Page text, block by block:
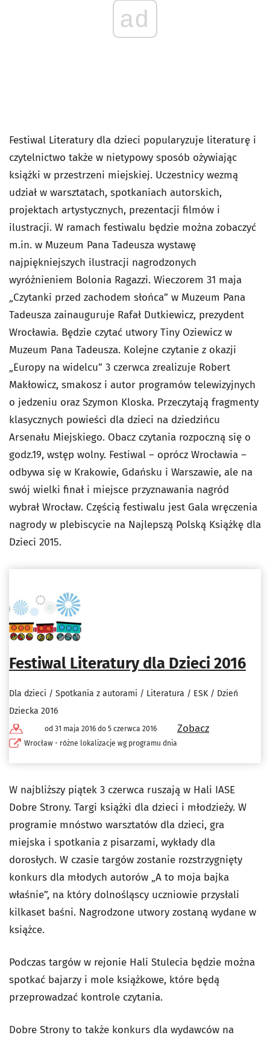
ad
Festiwal Literatury dla dzieci popularyzuje literaturę i
czytelnictwo także w nietypowy sposób ożywiając
książki w przestrzeni miejskiej. Uczestnicy wezmą
udział w warsztatach, spotkaniach autorskich,
projektach artystycznych, prezentacji filmów i
ilustracji. W ramach festiwalu będzie można zobaczyć
m.in. w Muzeum Pana Tadeusza wystawę
najpiękniejszych ilustracji nagrodzonych
wyróżnieniem Bolonia Ragazzi. Wieczorem 31 maja
„Czytanki przed zachodem słońca” w Muzeum Pana
Tadeusza zainauguruje Rafał Dutkiewicz, prezydent
Wrocławia. Będzie czytać utwory Tiny Oziewicz w
Muzeum Pana Tadeusza. Kolejne czytanie z okazji
„Europy na widelcu” 3 czerwca zrealizuje Robert
Makłowicz, smakosz i autor programów telewizyjnych
o jedzeniu oraz Szymon Kloska. Przeczytają fragmenty
klasycznych powieści dla dzieci na dziedzińcu
Arsenału Miejskiego. Obacz czytania rozpoczną się o
godz.19, wstęp wolny. Festiwal – oprócz Wrocławia –
odbywa się w Krakowie, Gdańsku i Warszawie, ale na
swój wielki finał i miejsce przyznawania nagród
wybrał Wrocław. Częścią festiwalu jest Gala wręczenia
nagrody w plebiscycie na Najlepszą Polską Książkę dla
Dzieci 2015.
Festiwal Literatury dla Dzieci 2016
Dla dzieci / Spotkania z autorami / Literatura / ESK / Dzień
Dziecka 2016
od 31 maja 2016 do 5 czerwca 2016
Wrocław - różne lokalizacje wg programu dnia
Zobacz
W najbliższy piątek 3 czerwca ruszają w Hali IASE
Dobre Strony. Targi książki dla dzieci i młodzieży. W
programie mnóstwo warsztatów dla dzieci, gra
miejska i spotkania z pisarzami, wykłady dla
dorosłych. W czasie targów zostanie rozstrzygnięty
konkurs dla młodych autorów „A to moja bajka
właśnie”, na który dolnośląscy uczniowie przysłali
kilkaset baśni. Nagrodzone utwory zostaną wydane w
książce.
Podczas targów w rejonie Hali Stulecia będzie można
spotkać bajarzy i mole książkowe, które będą
przeprowadzać kontrole czytania.
Dobre Strony to także konkurs dla wydawców na